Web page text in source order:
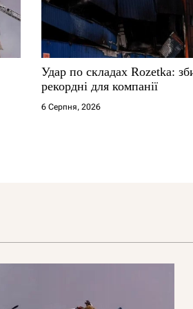
Удар по складах Rozetka:
рекордні для компанії
6 Серпня, 2026